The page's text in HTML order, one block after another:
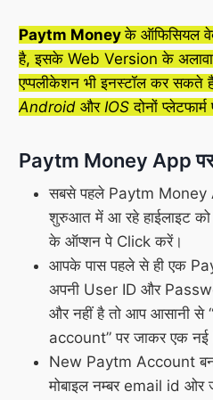
Paytm Moneyके ऑफिसियल
है, इसके Web Version के अलावा
एप्पलीकेशन भी इनस्टॉल कर सकते
Androidऔर IOSदोनों
Paytm Money App
सबसे पहले Paytm
शुरुआत में आ रहे हाईलाइट
के ऑप्शन पे Click करें।
आपके पास पहले से ही एक
अपनी User ID और
और नहीं है तो आप आसानी से
account” पर जाकर एक नई
New Paytm Account
मोबाइल नम्बर email id ओर